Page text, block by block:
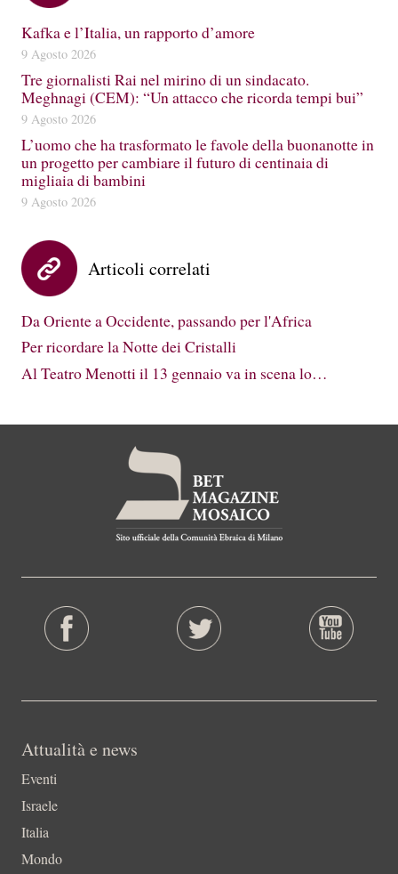
Kafka e l’Italia, un rapporto d’amore
9 Agosto 2026
Tre giornalisti Rai nel mirino di un sindacato.
Meghnagi (CEM): “Un attacco che ricorda tempi bui”
9 Agosto 2026
L’uomo che ha trasformato le favole della buonanotte in
un progetto per cambiare il futuro di centinaia di
migliaia di bambini
9 Agosto 2026
Articoli correlati
Da Oriente a Occidente, passando per l'Africa
Per ricordare la Notte dei Cristalli
Al Teatro Menotti il 13 gennaio va in scena lo…
Attualità e news
Eventi
Israele
Italia
Mondo